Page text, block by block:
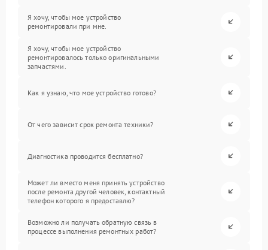
Я хочу, чтобы мое устройство
ремонтировали при мне.
Я хочу, чтобы мое устройство
ремонтировалось только оригинальными
запчастями.
Как я узнаю, что мое устройство готово?
От чего зависит срок ремонта техники?
Диагностика проводится бесплатно?
Может ли вместо меня принять устройство
после ремонта другой человек, контактный
телефон которого я предоставлю?
Возможно ли получать обратную связь в
процессе выполнения ремонтных работ?